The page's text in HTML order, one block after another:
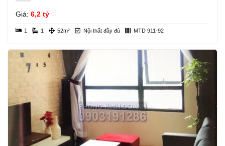
Giá: 6,2 tỷ
1 1 52m² Nội thất đầy đủ MTD 911-92